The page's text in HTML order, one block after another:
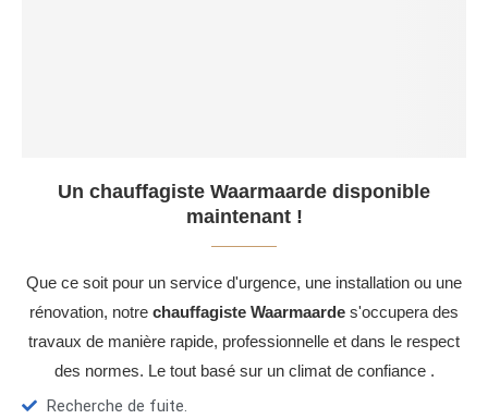
Un chauffagiste Waarmaarde disponible
maintenant !
Que ce soit pour un service d'urgence, une installation ou une
rénovation, notre chauffagiste Waarmaarde s'occupera des
travaux de manière rapide, professionnelle et dans le respect
des normes. Le tout basé sur un climat de confiance .
Recherche de fuite.